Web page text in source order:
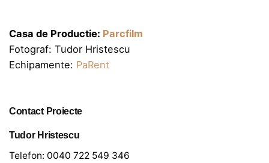
Casa de Productie: Parcfilm
Fotograf: Tudor Hristescu
Echipamente: PaRent
Contact Proiecte
Tudor Hristescu
Telefon: 0040 722 549 346